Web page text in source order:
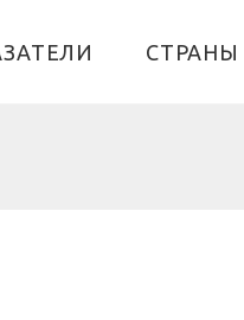
СТРАНЫ